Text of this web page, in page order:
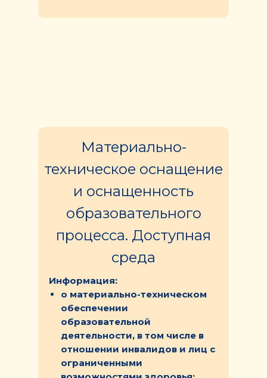
Материально-
техническое оснащение
и оснащенность
образовательного
процесса. Доступная
среда
Информация:
о материально-техническом
обеспечении
образовательной
деятельности, в том числе в
отношении инвалидов и лиц с
ограниченными